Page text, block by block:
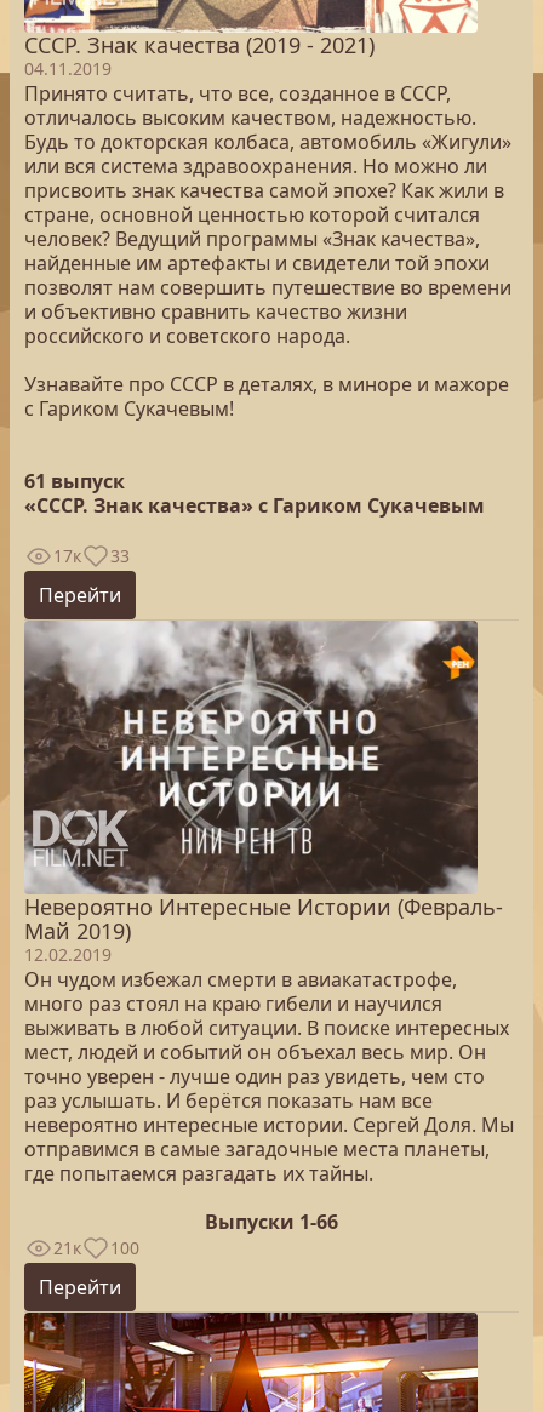
СССР. Знак качества (2019 - 2021)
04.11.2019
Принято считать, что все, созданное в СССР,
отличалось высоким качеством, надежностью.
Будь то докторская колбаса, автомобиль «Жигули»
или вся система здравоохранения. Но можно ли
присвоить знак качества самой эпохе? Как жили в
стране, основной ценностью которой считался
человек? Ведущий программы «Знак качества»,
найденные им артефакты и свидетели той эпохи
позволят нам совершить путешествие во времени
и объективно сравнить качество жизни
российского и советского народа.
Узнавайте про СССР в деталях, в миноре и мажоре
с Гариком Сукачевым!
61 выпуск
«СССР. Знак качества» с Гариком Сукачевым
17к 33
Перейти
Невероятно Интересные Истории (Февраль-
Май 2019)
12.02.2019
Он чудом избежал смерти в авиакатастрофе,
много раз стоял на краю гибели и научился
выживать в любой ситуации. В поиске интересных
мест, людей и событий он объехал весь мир. Он
точно уверен - лучше один раз увидеть, чем сто
раз услышать. И берётся показать нам все
невероятно интересные истории. Сергей Доля. Мы
отправимся в самые загадочные места планеты,
где попытаемся разгадать их тайны.
Выпуски 1-66
21к 100
Перейти